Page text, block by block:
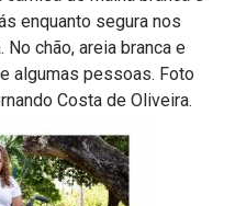
enquanto segura nos
chão, areia branca e
algumas pessoas. Foto
Costa de Oliveira.